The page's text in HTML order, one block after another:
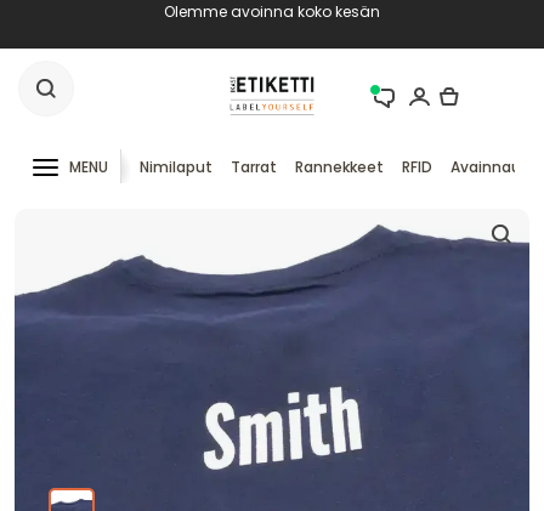
Olemme avoinna koko kesän
MENU Nimilaput Tarrat Rannekkeet RFID